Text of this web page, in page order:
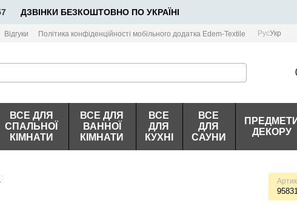
⠀⠀ДЗВІНКИ БЕЗКОШТОВНО ПО УКРАЇНІ
Відгуки Політика конфіденційності мобільного додатка Edem-Textile РусУкр
ВСЕ ДЛЯ
СПАЛЬНОЇ
КІМНАТИ
ВСЕ ДЛЯ
ВАННОЇ
КІМНАТИ
ВСЕ
ДЛЯ
КУХНІ
ВСЕ
ДЛЯ
САУНИ
ПРЕДМЕТИ
ДЕКОРУ